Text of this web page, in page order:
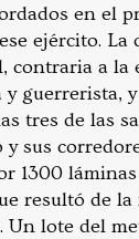
en el
ejército. La
contraria a la
guerrerista,
tres de las
sus
1300
resultó de
Un lote del